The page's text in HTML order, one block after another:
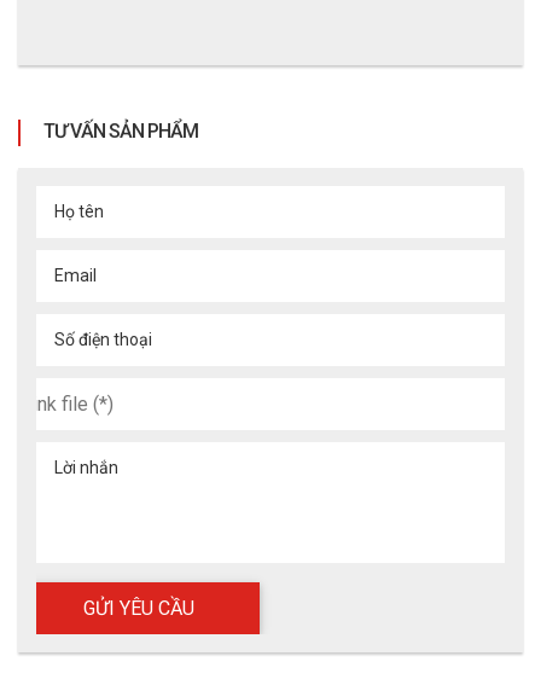
TƯ VẤN SẢN PHẨM
Họ tên
Email
Số điện thoại
Lời nhắn